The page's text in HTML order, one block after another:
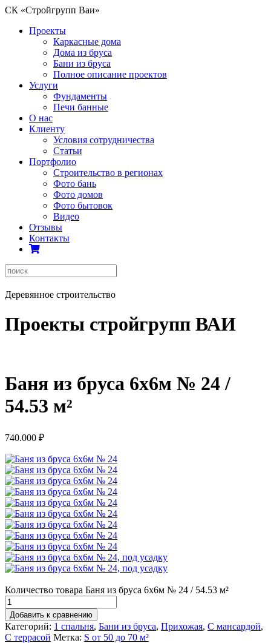
СК «Стройгрупп Ваи»
Проекты
Каркасные дома
Дома из бруса
Бани из бруса
Полное описание проектов
Услуги
Фундаменты
Печи банные
О нас
Клиенту
Условия сотрудничества
Статьи
Портфолио
Строительство в регионах
Фото бань
Фото домов
Фото бытовок
Видео
Отзывы
Контакты
Деревянное строительство
Проекты стройгрупп ВАИ
Баня из бруса 6х6м № 24 /
54.53 м²
740.000 ₽
Количество товара Баня из бруса 6х6м № 24 / 54.53 м²
Добавить к сравнению
Категорий: 1 спальня, Бани из бруса, Прихожая, С мансардой,
С террасой Метка: S от 50 до 70 м²